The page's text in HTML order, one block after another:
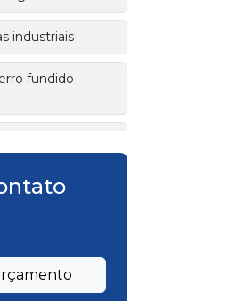
industriais
fundido
fundido
para esgoto